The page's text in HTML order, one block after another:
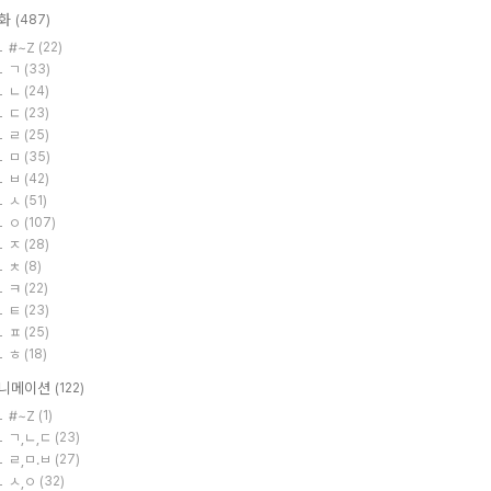
(487)
#~Z (22)
ㄱ (33)
ㄴ (24)
ㄷ (23)
ㄹ (25)
ㅁ (35)
ㅂ (42)
ㅅ (51)
ㅇ (107)
ㅈ (28)
ㅊ (8)
ㅋ (22)
ㅌ (23)
ㅍ (25)
ㅎ (18)
메이션 (122)
#~Z (1)
ㄱ,ㄴ,ㄷ (23)
ㄹ,ㅁ.ㅂ (27)
ㅅ,ㅇ (32)